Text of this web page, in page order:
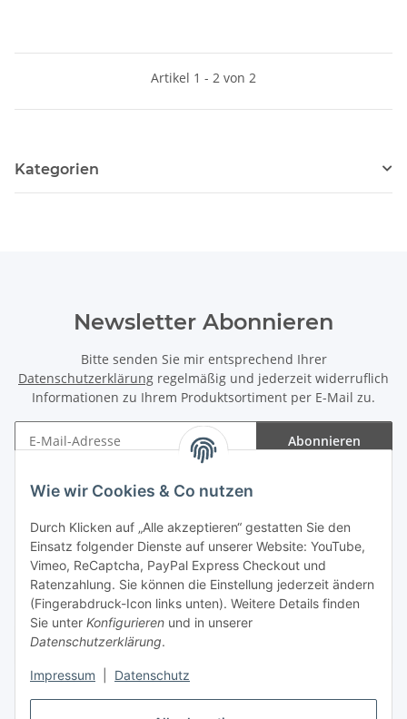
Wie wir Cookies & Co nutzen
Durch Klicken auf „Alle akzeptieren“ gestatten Sie den
Einsatz folgender Dienste auf unserer Website: YouTube,
Vimeo, ReCaptcha, PayPal Express Checkout und
Ratenzahlung. Sie können die Einstellung jederzeit ändern
(Fingerabdruck-Icon links unten). Weitere Details finden
Sie unter Konfigurieren und in unserer
Datenschutzerklärung.
Impressum Datenschutz
Artikel 1 - 2 von 2
Kategorien
Newsletter Abonnieren
Bitte senden Sie mir entsprechend Ihrer
Datenschutzerklärung regelmäßig und jederzeit widerruflich
Informationen zu Ihrem Produktsortiment per E-Mail zu.
Abonnieren
Gesetzliche Informationen
Vertrag widerrufen